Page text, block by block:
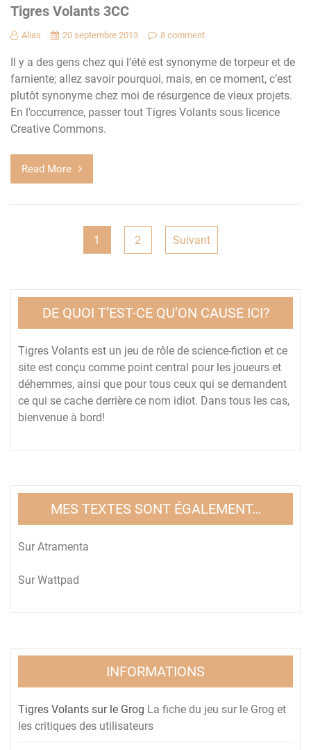
Tigres Volants 3CC
Alias 20 septembre 2013 8 comment
Il y a des gens chez qui l’été est synonyme de torpeur et de
farniente; allez savoir pourquoi, mais, en ce moment, c’est
plutôt synonyme chez moi de résurgence de vieux projets.
En l’occurrence, passer tout Tigres Volants sous licence
Creative Commons.
Read More
1 2 Suivant
DE QUOI T’EST-CE QU’ON CAUSE ICI?
Tigres Volants est un jeu de rôle de science-fiction et ce
site est conçu comme point central pour les joueurs et
déhemmes, ainsi que pour tous ceux qui se demandent
ce qui se cache derrière ce nom idiot. Dans tous les cas,
bienvenue à bord!
MES TEXTES SONT ÉGALEMENT…
Sur Atramenta
Sur Wattpad
INFORMATIONS
Tigres Volants sur le Grog La fiche du jeu sur le Grog et
les critiques des utilisateurs